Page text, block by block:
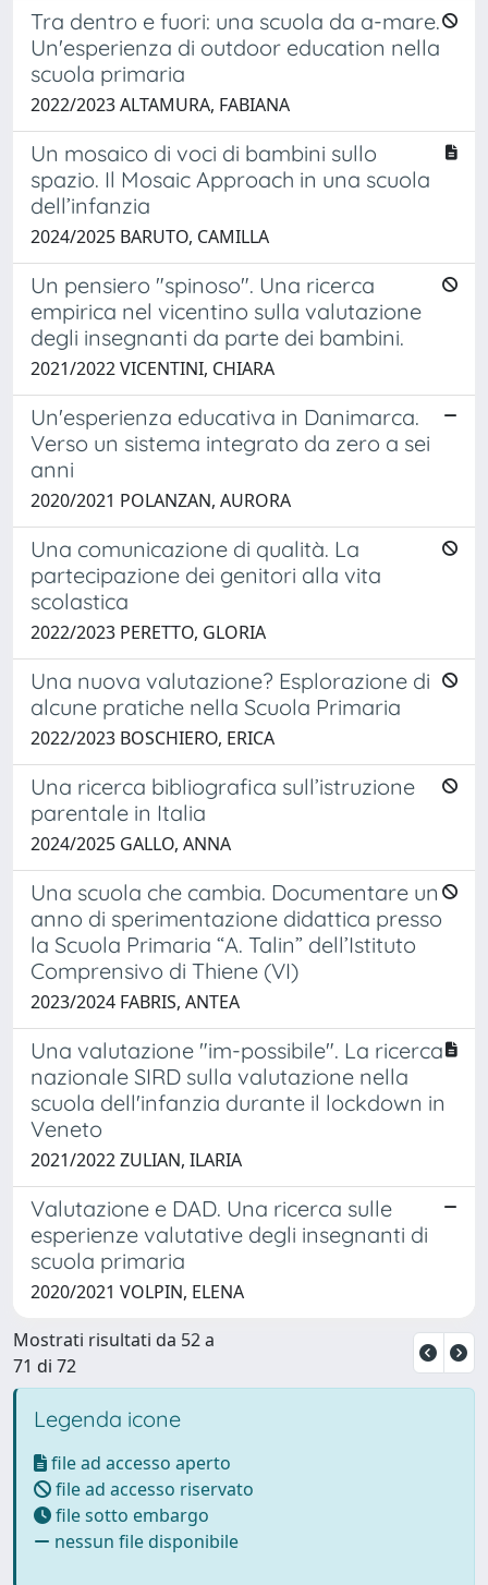
Tra dentro e fuori: una scuola da a-mare.
Un'esperienza di outdoor education nella
scuola primaria
2022/2023 ALTAMURA, FABIANA
Un mosaico di voci di bambini sullo
spazio. Il Mosaic Approach in una scuola
dell’infanzia
2024/2025 BARUTO, CAMILLA
Un pensiero "spinoso". Una ricerca
empirica nel vicentino sulla valutazione
degli insegnanti da parte dei bambini.
2021/2022 VICENTINI, CHIARA
Un'esperienza educativa in Danimarca.
Verso un sistema integrato da zero a sei
anni
2020/2021 POLANZAN, AURORA
Una comunicazione di qualità. La
partecipazione dei genitori alla vita
scolastica
2022/2023 PERETTO, GLORIA
Una nuova valutazione? Esplorazione di
alcune pratiche nella Scuola Primaria
2022/2023 BOSCHIERO, ERICA
Una ricerca bibliografica sull’istruzione
parentale in Italia
2024/2025 GALLO, ANNA
Una scuola che cambia. Documentare un
anno di sperimentazione didattica presso
la Scuola Primaria “A. Talin” dell’Istituto
Comprensivo di Thiene (VI)
2023/2024 FABRIS, ANTEA
Una valutazione "im-possibile". La ricerca
nazionale SIRD sulla valutazione nella
scuola dell'infanzia durante il lockdown in
Veneto
2021/2022 ZULIAN, ILARIA
Valutazione e DAD. Una ricerca sulle
esperienze valutative degli insegnanti di
scuola primaria
2020/2021 VOLPIN, ELENA
Mostrati risultati da 52 a
71 di 72
Legenda icone
file ad accesso aperto
file ad accesso riservato
file sotto embargo
nessun file disponibile